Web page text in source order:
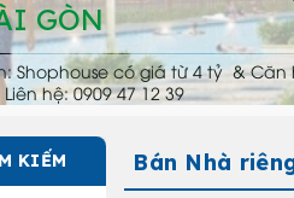
GÒN
Shophouse có giá từ 4 tỷ & Căn
hệ: 0909 47 12 39
KIẾM Bán Nhà